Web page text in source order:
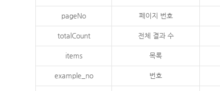
pageNo 페이지 번호
totalCount 전체 결과 수
items 목록
example_no 번호